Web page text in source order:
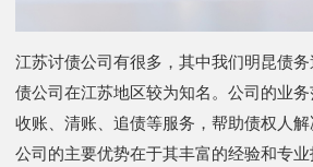
江苏讨债公司有很多，其中我们明昆债
债公司在江苏地区较为知名。公司的业务
收账、清账、追债等服务，帮助债权人
公司的主要优势在于其丰富的经验和专